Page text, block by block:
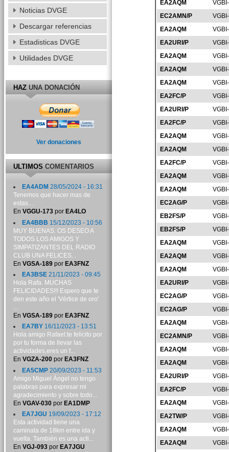
EA2AQM
EC2AMN/P
EA2AQM
EA2URI/P
EA2AQM
EA2AQM
EA2AQM
EA2FC/P
EA2URI/P
EA2FC/P
EA2AQM
EA2AQM
EA2FC/P
EA2AQM
EA2AQM
EC2AG/P
EB2FS/P
EB2FS/P
EA2AQM
EA2AQM
EA2AQM
EA2URI/P
EC2AG/P
EC2AG/P
EA2AQM
EC2AMN/P
EA2AQM
EA2AQM
EA2URI/P
EA2FC/P
EA2AQM
EA2TW/P
EA2AQM
EA2AQM
Noticias DVGE
Descargar referencias
Estadisticas DVGE
Utilidades DVGE
HAZUNA DONACIÓN
Ver donaciones
ULTIMOSCOMENTARIOS
EA4ADM 28/05/2024 - 16:31
Tenemos que hacer mas de
estas....
En VGGU-173por EA4LO
EA4BBB 15/12/2023 - 10:56
MUY BUENAS. OS DESEO A
TODOS LOS AMIGOS Y
SIMPATIZANTES DEL RADIO
CLUB UNA FELICES...
En VGSA-189por EA3FNZ
EA3BSE21/11/2023 - 09:45
Hola Rafa. MUCHAS
FELICIDADES!!! Espero que te
den este año el 'Vértice de oro'
...
En VGSA-189por EA3FNZ
EA7BY16/11/2023 - 13:51
Hola amigo Rafael:te felicito por
por tu forma de llevar las
actividades,eres un f...
En VGZA-200por EA3FNZ
EA5CMP20/09/2023 - 11:53
Amigo Miguel Ángel no tengo
palabras para expresar mi
agradecimiento y sobre todo...
En VGAV-030por EA1DMP
EA7JGU 19/09/2023 - 17:12
Esta actividad tiene una
caminata de 18km entre ida y
vuelta. También es una acti...
En VGJ-093por EA7JGU